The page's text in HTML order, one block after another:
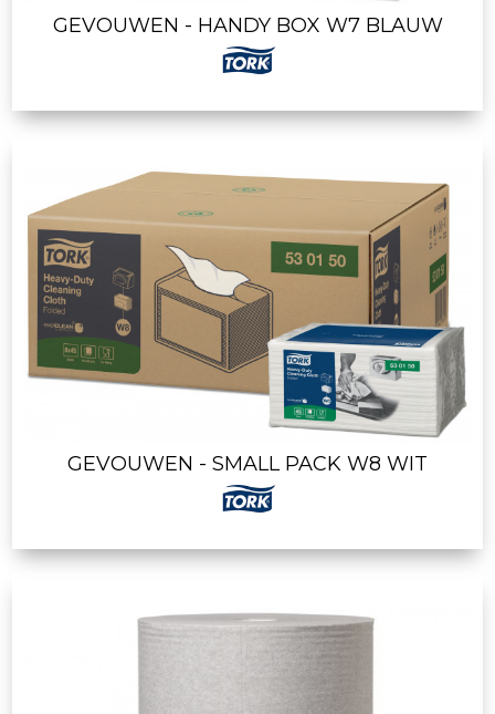
GEVOUWEN - HANDY BOX W7 BLAUW
GEVOUWEN - SMALL PACK W8 WIT